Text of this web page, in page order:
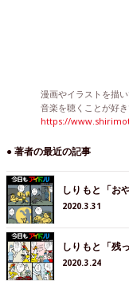
漫画やイラストを描い
音楽を聴くことが好き
https://
● 著者の最近の記事
しりもと「お
2020.3.31
しりもと「残
2020.3.24